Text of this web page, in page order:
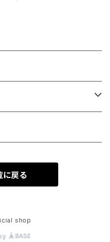
に戻る
shop